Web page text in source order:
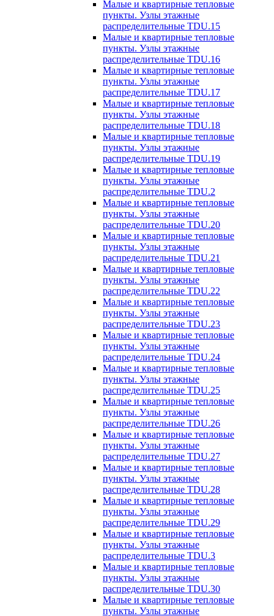
Малые и квартирные тепловые
пункты. Узлы этажные
распределительные TDU.15
Малые и квартирные тепловые
пункты. Узлы этажные
распределительные TDU.16
Малые и квартирные тепловые
пункты. Узлы этажные
распределительные TDU.17
Малые и квартирные тепловые
пункты. Узлы этажные
распределительные TDU.18
Малые и квартирные тепловые
пункты. Узлы этажные
распределительные TDU.19
Малые и квартирные тепловые
пункты. Узлы этажные
распределительные TDU.2
Малые и квартирные тепловые
пункты. Узлы этажные
распределительные TDU.20
Малые и квартирные тепловые
пункты. Узлы этажные
распределительные TDU.21
Малые и квартирные тепловые
пункты. Узлы этажные
распределительные TDU.22
Малые и квартирные тепловые
пункты. Узлы этажные
распределительные TDU.23
Малые и квартирные тепловые
пункты. Узлы этажные
распределительные TDU.24
Малые и квартирные тепловые
пункты. Узлы этажные
распределительные TDU.25
Малые и квартирные тепловые
пункты. Узлы этажные
распределительные TDU.26
Малые и квартирные тепловые
пункты. Узлы этажные
распределительные TDU.27
Малые и квартирные тепловые
пункты. Узлы этажные
распределительные TDU.28
Малые и квартирные тепловые
пункты. Узлы этажные
распределительные TDU.29
Малые и квартирные тепловые
пункты. Узлы этажные
распределительные TDU.3
Малые и квартирные тепловые
пункты. Узлы этажные
распределительные TDU.30
Малые и квартирные тепловые
пункты. Узлы этажные